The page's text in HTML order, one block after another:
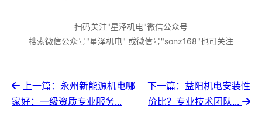
扫码关注"星泽机电"微信公众号
搜索微信公众号"星泽机电" 或微信号"sonz168"也可关注
上一篇：永州新能源机电哪
家好：一级资质专业服务...
下一篇：益阳机电安装性
价比？专业技术团队...